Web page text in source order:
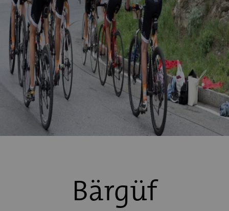
Bärgüf